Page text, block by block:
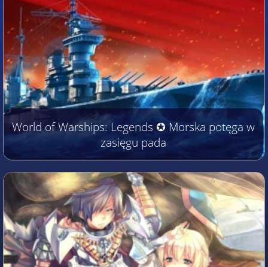
World of Warships: Legends ✪ Morska potęga w
zasięgu pada